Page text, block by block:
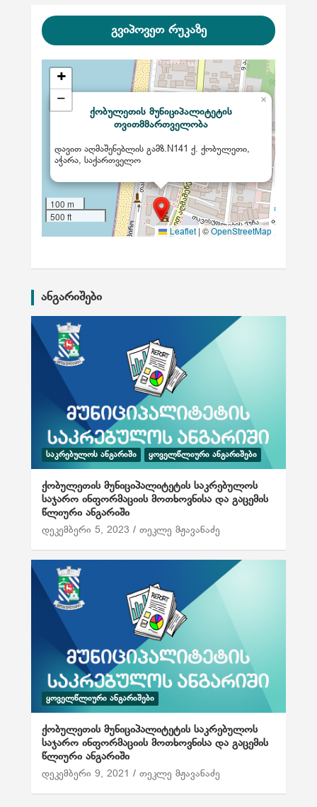
ე
ბ
გვიპოვეთ რუკაზე
ქობულეთის მუნიციპალიტეტის
თვითმმართველობა
დავით აღმაშენებლის გამზ.N141 ქ. ქობულეთი,
აჭარა, საქართველო
×
+
−
100 m
500 ft
Leaflet | © OpenStreetMap
ანგარიშები
ᲡᲐᲙᲠᲔᲑᲣᲚᲝᲡ ᲐᲜᲒᲐᲠᲘᲨᲘ ᲧᲝᲕᲔᲚᲬᲚᲘᲣᲠᲘ ᲐᲜᲒᲐᲠᲘᲨᲔᲑᲘ
ქობულეთის მუნიციპალიტეტის საკრებულოს
საჯარო ინფორმაციის მოთხოვნისა და გაცემის
წლიური ანგარიში
დეკემბერი 5, 2023 თეკლე მჟავანაძე
ᲧᲝᲕᲔᲚᲬᲚᲘᲣᲠᲘ ᲐᲜᲒᲐᲠᲘᲨᲔᲑᲘ
ქობულეთის მუნიციპალიტეტის საკრებულოს
საჯარო ინფორმაციის მოთხოვნისა და გაცემის
წლიური ანგარიში
დეკემბერი 9, 2021 თეკლე მჟავანაძე